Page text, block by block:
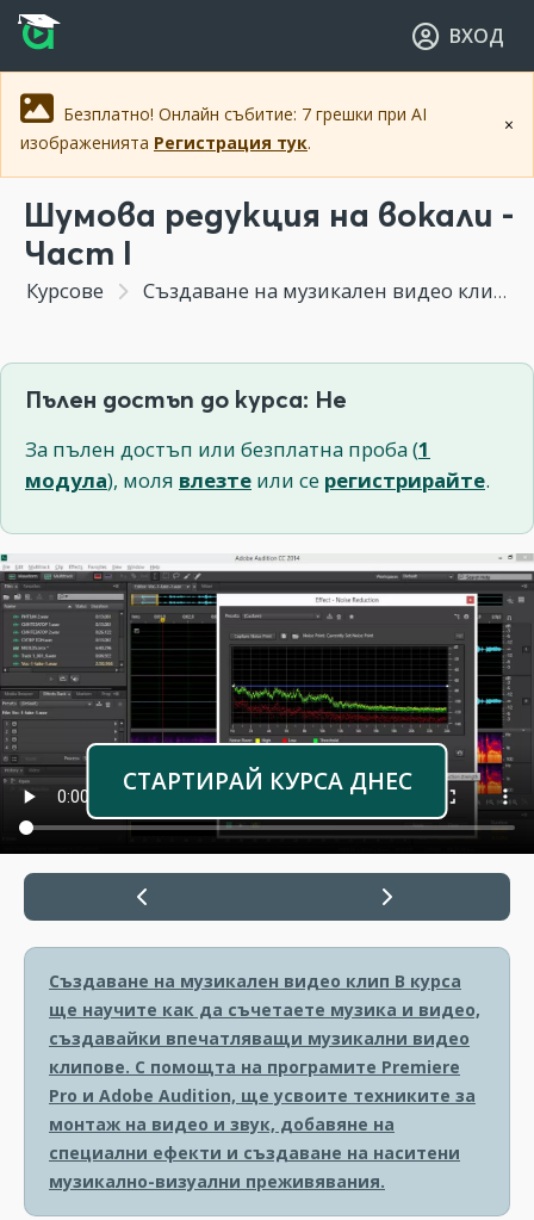
Прескочи към основното съдържание
Прескочи към навигацията
ВХОД
×
Безплатно! Онлайн събитие: 7 грешки при AI
изображенията Регистрация тук.
Шумова редукция на вокали -
Част I
Курсове Създаване на музикален видео клип
Пълен достъп до курса: Не
За пълен достъп или безплатна проба (1
модула), моля влезте или се регистрирайте.
СТАРТИРАЙ КУРСА ДНЕС
Създаване на музикален видео клип В курса
ще научите как да съчетаете музика и видео,
създавайки впечатляващи музикални видео
клипове. С помощта на програмите Premiere
Pro и Adobe Audition, ще усвоите техниките за
монтаж на видео и звук, добавяне на
специални ефекти и създаване на наситени
музикално-визуални преживявания.